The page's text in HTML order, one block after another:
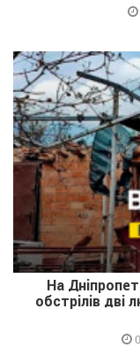
На
обстрілів дві